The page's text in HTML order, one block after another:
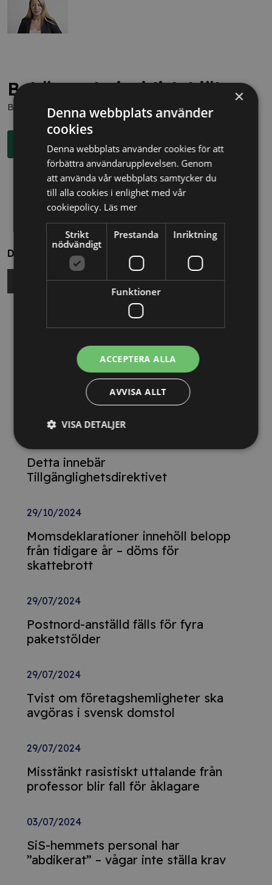
Behöver du juridisk hjälp?
Boka en kostnadsfri konsultation direkt via knappen nedan.
Boka rådgivning
Dela
13/10/2025
Nya Världsbanksregler öppnar för
svenska företag – lär dig vinna
upphandlingar med våra nya kurser
Detta innebär
Tillgänglighetsdirektivet
29/10/2024
Momsdeklarationer innehöll belopp
från tidigare år – döms för
skattebrott
29/07/2024
Postnord-anställd fälls för fyra
paketstölder
29/07/2024
Tvist om företagshemligheter ska
avgöras i svensk domstol
29/07/2024
Misstänkt rasistiskt uttalande från
professor blir fall för åklagare
03/07/2024
SiS-hemmets personal har
”abdikerat” – vågar inte ställa krav
×
Denna webbplats använder
cookies
Denna webbplats använder cookies för att
förbättra användarupplevelsen. Genom
att använda vår webbplats samtycker du
till alla cookies i enlighet med vår
cookiepolicy. Läs mer
Strikt
nödvändigt
Prestanda Inriktning
Funktioner
ACCEPTERA ALLA
AVVISA ALLT
VISA DETALJER